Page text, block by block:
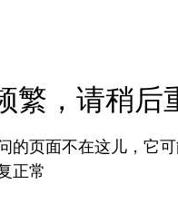
繁，请稍后
的页面不在这儿，它
正常